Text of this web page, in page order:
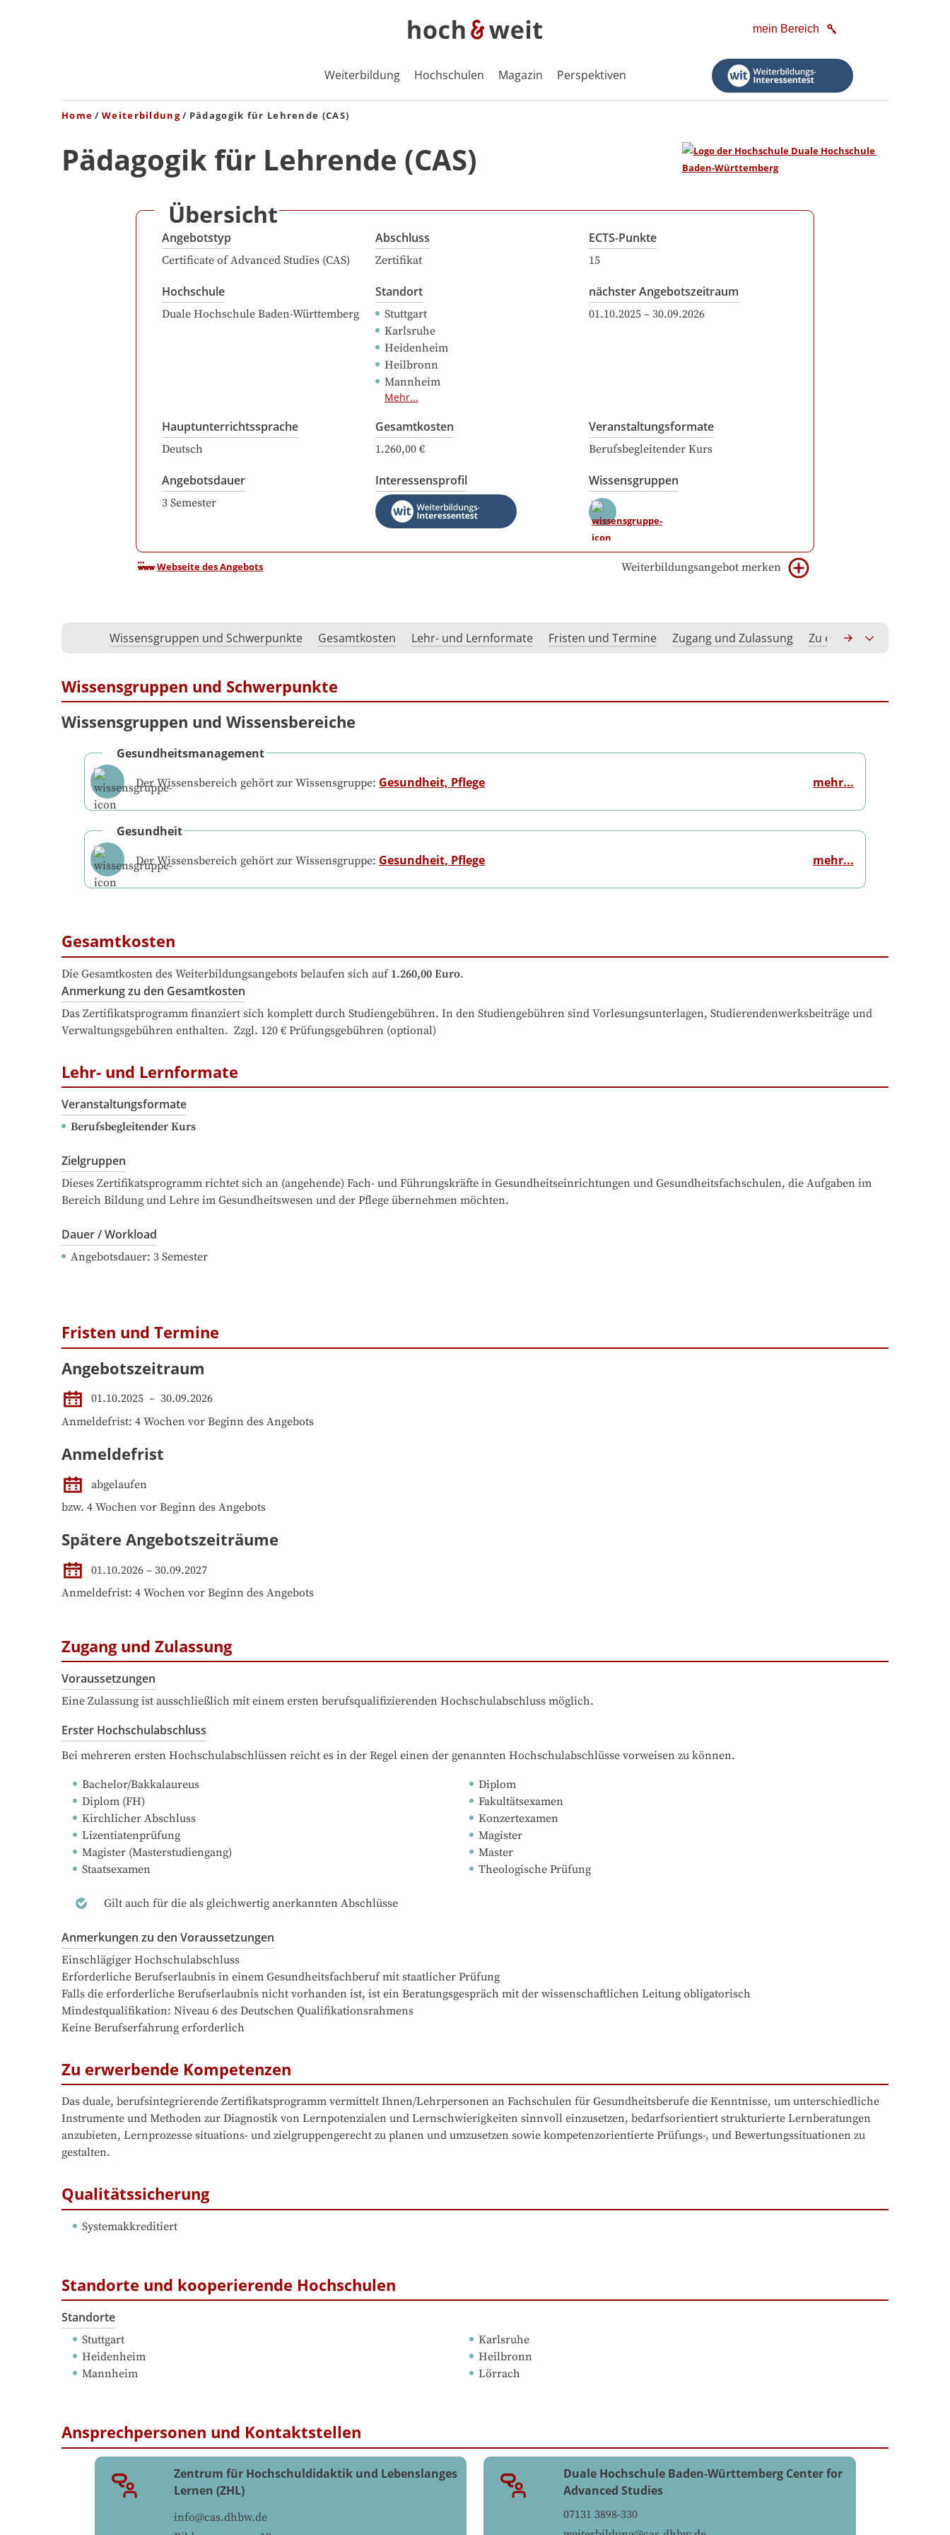
mein Bereich
Weiterbildung Hochschulen Magazin Perspektiven
Home Weiterbildung Pädagogik für Lehrende (CAS)
Pädagogik für Lehrende (CAS)
Übersicht
Angebotstyp
Certificate of Advanced Studies (CAS)
Abschluss
Zertifikat
ECTS-Punkte
15
Hochschule
Duale Hochschule Baden-Württemberg
Standort
Stuttgart
Karlsruhe
Heidenheim
Heilbronn
Mannheim
Mehr...
nächster Angebotszeitraum
01.10.2025 – 30.09.2026
Hauptunterrichtssprache
Deutsch
Gesamtkosten
1.260,00 €
Veranstaltungsformate
Berufsbegleitender Kurs
Angebotsdauer
3 Semester
Interessensprofil Wissensgruppen
Webseite des Angebots Weiterbildungsangebot merken
Wissensgruppen und Schwerpunkte Gesamtkosten Lehr- und Lernformate Fristen und Termine Zugang und Zulassung Zu erwerbende
Wissensgruppen und Schwerpunkte
Wissensgruppen und Wissensbereiche
Gesundheitsmanagement
Der Wissensbereich gehört zur Wissensgruppe: Gesundheit, Pflege mehr...
Gesundheit
Der Wissensbereich gehört zur Wissensgruppe: Gesundheit, Pflege mehr...
Gesamtkosten
Die Gesamtkosten des Weiterbildungsangebots belaufen sich auf 1.260,00 Euro.
Anmerkung zu den Gesamtkosten
Das Zertifikatsprogramm finanziert sich komplett durch Studiengebühren. In den Studiengebühren sind Vorlesungsunterlagen, Studierendenwerksbeiträge und
Verwaltungsgebühren enthalten.  Zzgl. 120 € Prüfungsgebühren (optional)
Lehr- und Lernformate
Veranstaltungsformate
Berufsbegleitender Kurs
Zielgruppen
Dieses Zertifikatsprogramm richtet sich an (angehende) Fach- und Führungskräfte in Gesundheitseinrichtungen und Gesundheitsfachschulen, die Aufgaben im
Bereich Bildung und Lehre im Gesundheitswesen und der Pflege übernehmen möchten.
Dauer / Workload
Angebotsdauer: 3 Semester
Fristen und Termine
Angebotszeitraum
01.10.2025 – 30.09.2026
Anmeldefrist: 4 Wochen vor Beginn des Angebots
Anmeldefrist
abgelaufen
bzw. 4 Wochen vor Beginn des Angebots
Spätere Angebotszeiträume
01.10.2026 – 30.09.2027
Anmeldefrist: 4 Wochen vor Beginn des Angebots
Zugang und Zulassung
Voraussetzungen
Eine Zulassung ist ausschließlich mit einem ersten berufsqualifizierenden Hochschulabschluss möglich.
Erster Hochschulabschluss
Bei mehreren ersten Hochschulabschlüssen reicht es in der Regel einen der genannten Hochschulabschlüsse vorweisen zu können.
Bachelor/Bakkalaureus
Diplom
Diplom (FH)
Fakultätsexamen
Kirchlicher Abschluss
Konzertexamen
Lizentiatenprüfung
Magister
Magister (Masterstudiengang)
Master
Staatsexamen
Theologische Prüfung
Gilt auch für die als gleichwertig anerkannten Abschlüsse
Anmerkungen zu den Voraussetzungen
Einschlägiger Hochschulabschluss
Erforderliche Berufserlaubnis in einem Gesundheitsfachberuf mit staatlicher Prüfung
Falls die erforderliche Berufserlaubnis nicht vorhanden ist, ist ein Beratungsgespräch mit der wissenschaftlichen Leitung obligatorisch
Mindestqualifikation: Niveau 6 des Deutschen Qualifikationsrahmens
Keine Berufserfahrung erforderlich
Zu erwerbende Kompetenzen
Das duale, berufsintegrierende Zertifikatsprogramm vermittelt Ihnen/Lehrpersonen an Fachschulen für Gesundheitsberufe die Kenntnisse, um unterschiedliche
Instrumente und Methoden zur Diagnostik von Lernpotenzialen und Lernschwierigkeiten sinnvoll einzusetzen, bedarfsorientiert strukturierte Lernberatungen
anzubieten, Lernprozesse situations- und zielgruppengerecht zu planen und umzusetzen sowie kompetenzorientierte Prüfungs-, und Bewertungssituationen zu
gestalten.
Qualitätssicherung
Systemakkreditiert
Standorte und kooperierende Hochschulen
Standorte
Stuttgart
Karlsruhe
Heidenheim
Heilbronn
Mannheim
Lörrach
Ansprechpersonen und Kontaktstellen
Zentrum für Hochschuldidaktik und Lebenslanges
Lernen (ZHL)
info@cas.dhbw.de
Duale Hochschule Baden-Württemberg Center for
Advanced Studies
07131 3898-330